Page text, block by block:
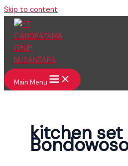
Skip to content
Main Menu
kitchen set